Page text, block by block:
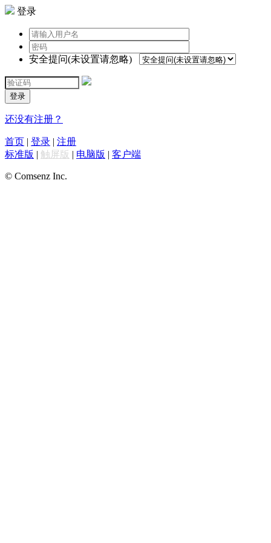
登录
安全提问(未设置请忽略)
登录
还没有注册？
首页 | 登录 | 注册
标准版 | 触屏版 | 电脑版 | 客户端
© Comsenz Inc.